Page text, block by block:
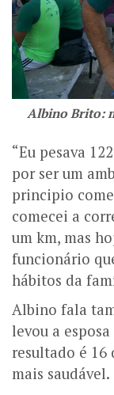
Albino Brito:
“Eu pesava
por ser um
principio
comecei a
um km, mas
funcionário
hábitos da
Albino fala
levou a
resultado é 16
mais saudável.